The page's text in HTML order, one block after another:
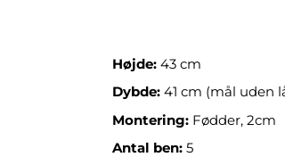
Højde: 43 cm
Dybde: 41 cm (mål uden
Montering: Fødder, 2cm
Antal ben: 5